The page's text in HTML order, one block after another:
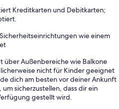
Kreditkarten und Debitkarten;
wie einem
über Außenbereiche wie Balkone
nicht für Kinder geeignet
dich am besten vor deiner Ankunft
sicherzustellen, dass dir ein
gestellt wird.